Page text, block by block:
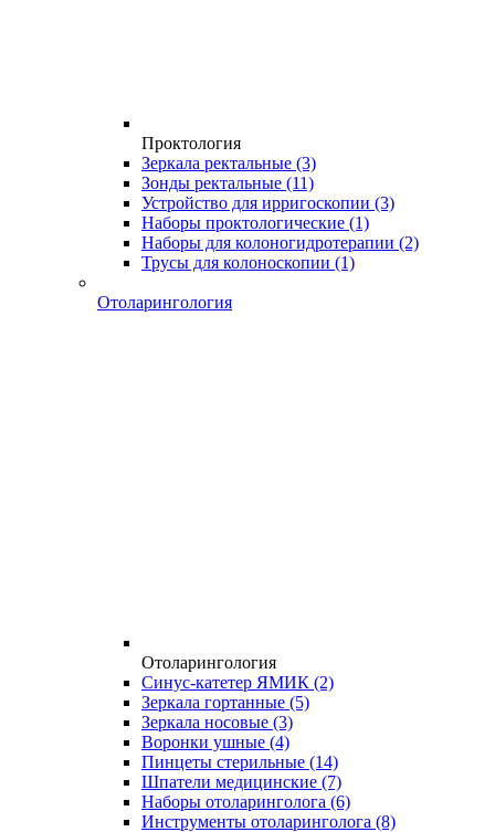
Проктология
Зеркала ректальные (3)
Зонды ректальные (11)
Устройство для ирригоскопии (3)
Наборы проктологические (1)
Наборы для колоногидротерапии (2)
Трусы для колоноскопии (1)
Отоларингология
Отоларингология
Синус-катетер ЯМИК (2)
Зеркала гортанные (5)
Зеркала носовые (3)
Воронки ушные (4)
Пинцеты стерильные (14)
Шпатели медицинские (7)
Наборы отоларинголога (6)
Инструменты отоларинголога (8)